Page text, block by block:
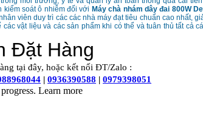
kiểm soát ô nhiễm đối với Máy chà nhám dây đai 800W
viên duy trì các các nhà máy đạt tiêu chuẩn cao nhất,
vật liệu và các sản phẩm khi có thể và tuân thủ tất cả